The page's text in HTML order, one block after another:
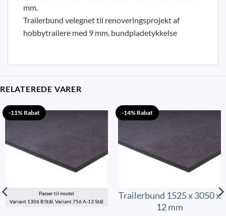
mm.
Trailerbund velegnet til renoveringsprojekt af
hobbytrailere med 9 mm. bundpladetykkelse
RELATEREDE VARER
-11% Rabat
Passer til model
Variant 1306 B Stål, Variant 756 A-13 Stål
-14% Rabat
Trailerbund 1525 x 3050 x
12 mm